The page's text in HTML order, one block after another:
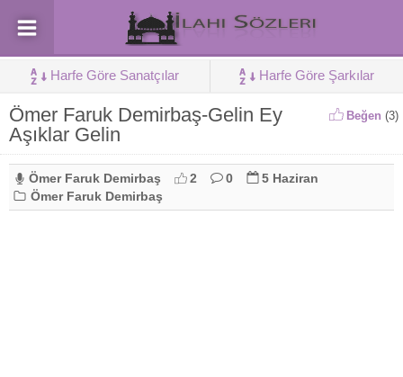
Harfe Göre Sanatçılar Harfe Göre Şarkılar
Ömer Faruk Demirbaş-Gelin Ey
Aşıklar Gelin
Beğen (3)
Ömer Faruk Demirbaş 2 0
5 Haziran
Ömer Faruk Demirbaş